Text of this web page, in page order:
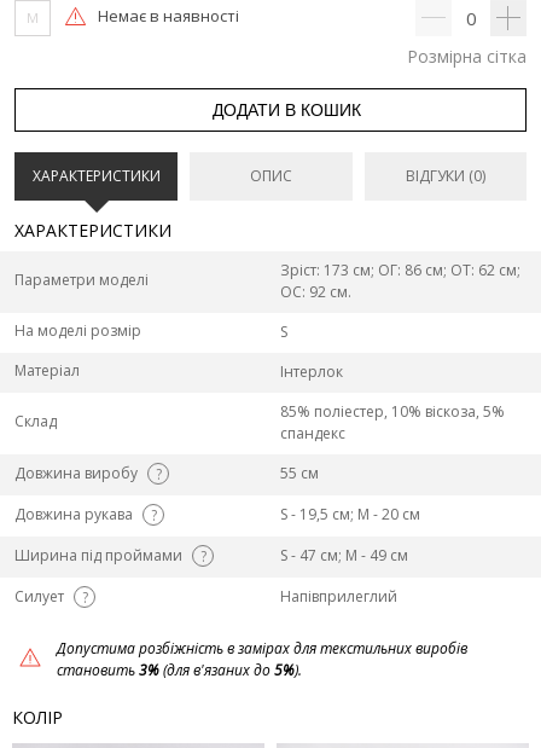
M Немає в наявності 0
Розмірна сітка
ДОДАТИ В КОШИК
ХАРАКТЕРИСТИКИ ОПИС ВІДГУКИ (0)
ХАРАКТЕРИСТИКИ
Параметри моделі
Зріст: 173 см; ОГ: 86 см; ОТ: 62 см;
ОС: 92 см.
На моделі розмір
S
Матеріал
Інтерлок
Склад
85% поліестер, 10% віскоза, 5%
спандекс
Довжина виробу
?
55 см
Довжина рукава
?
S - 19,5 см; M - 20 см
Ширина під проймами
?
S - 47 см; M - 49 см
Силует
? Напівприлеглий
Допустима розбіжність в замірах для текстильних виробів
становить3%(для в'язаних до5%).
КОЛІР